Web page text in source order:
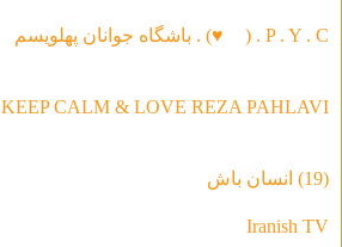
P . Y . C . (
♥) . باشگاه جوانان پهلویسم
KEEP CALM & LOVE REZA PAHLAVI
(19) انسان باش
Iranish TV